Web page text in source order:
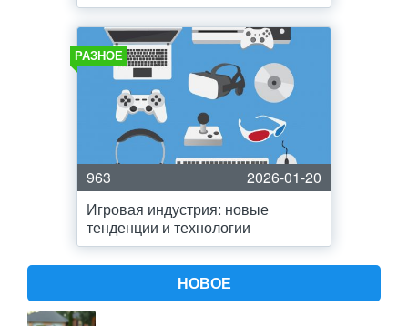
РАЗНОЕ
963
2026-01-20
Игровая индустрия: новые
тенденции и технологии
НОВОЕ